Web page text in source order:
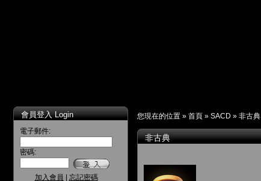
會員登入 Login
電子郵件:
密碼:
加入會員 忘記密碼
您現在的位置 » 首頁 » SACD » 非古典
非古典